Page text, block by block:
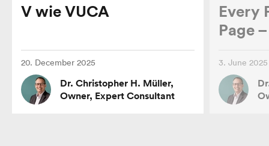
V wie VUCA
20. December 2025
Dr. Christopher H. Müller,
Owner, Expert Consultant
Every
Page
3. June 2025